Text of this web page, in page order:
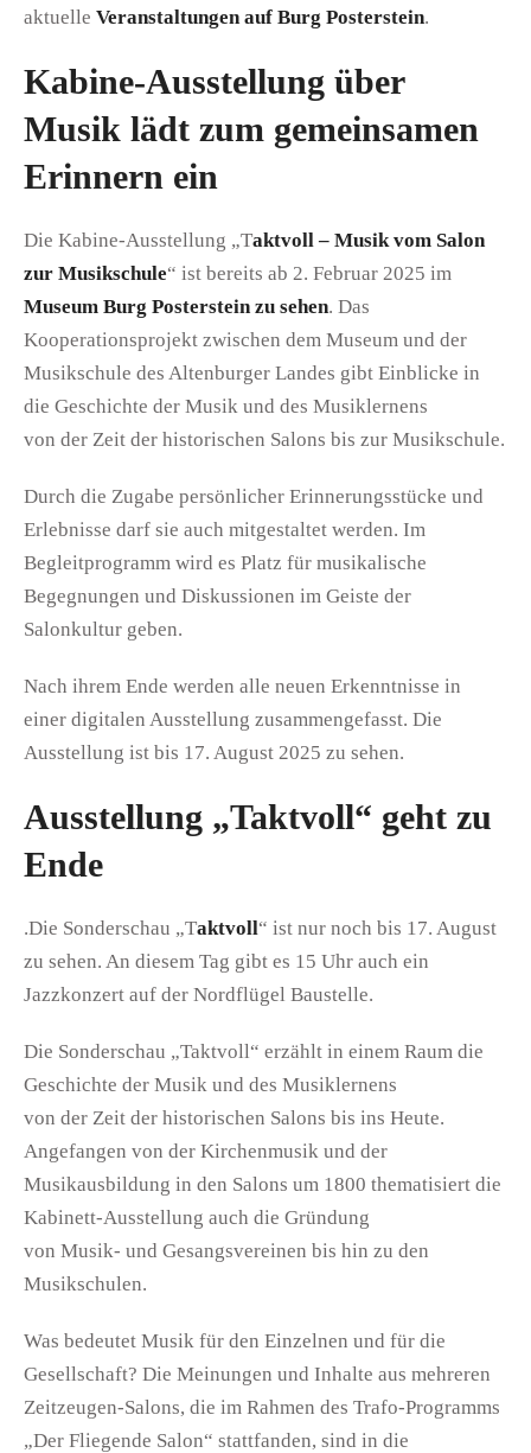
aktuelle Veranstaltungen auf Burg Posterstein.
Kabine-Ausstellung über
Musik lädt zum gemeinsamen
Erinnern ein
Die Kabine-Ausstellung „Taktvoll – Musik vom Salon
zur Musikschule“ ist bereits ab 2. Februar 2025 im
Museum Burg Posterstein zu sehen. Das
Kooperationsprojekt zwischen dem Museum und der
Musikschule des Altenburger Landes gibt Einblicke in
die Geschichte der Musik und des Musiklernens
von der Zeit der historischen Salons bis zur Musikschule.
Durch die Zugabe persönlicher Erinnerungsstücke und
Erlebnisse darf sie auch mitgestaltet werden. Im
Begleitprogramm wird es Platz für musikalische
Begegnungen und Diskussionen im Geiste der
Salonkultur geben.
Nach ihrem Ende werden alle neuen Erkenntnisse in
einer digitalen Ausstellung zusammengefasst. Die
Ausstellung ist bis 17. August 2025 zu sehen.
Ausstellung „Taktvoll“ geht zu
Ende
.Die Sonderschau „Taktvoll“ ist nur noch bis 17. August
zu sehen. An diesem Tag gibt es 15 Uhr auch ein
Jazzkonzert auf der Nordflügel Baustelle.
Die Sonderschau „Taktvoll“ erzählt in einem Raum die
Geschichte der Musik und des Musiklernens
von der Zeit der historischen Salons bis ins Heute.
Angefangen von der Kirchenmusik und der
Musikausbildung in den Salons um 1800 thematisiert die
Kabinett-Ausstellung auch die Gründung
von Musik- und Gesangsvereinen bis hin zu den
Musikschulen.
Was bedeutet Musik für den Einzelnen und für die
Gesellschaft? Die Meinungen und Inhalte aus mehreren
Zeitzeugen-Salons, die im Rahmen des Trafo-Programms
„Der Fliegende Salon“ stattfanden, sind in die